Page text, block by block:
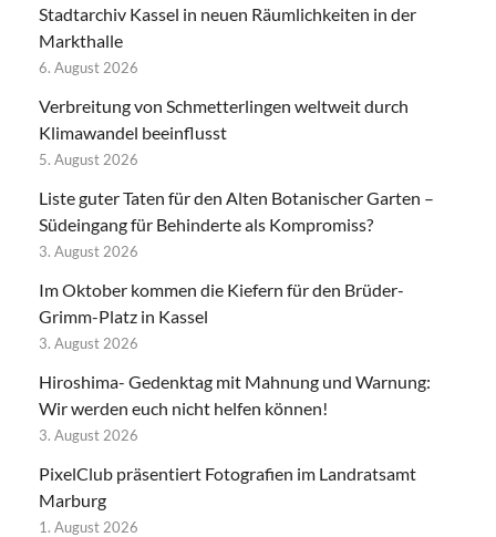
Stadtarchiv Kassel in neuen Räumlichkeiten in der
Markthalle
6. August 2026
Verbreitung von Schmetterlingen weltweit durch
Klimawandel beeinflusst
5. August 2026
Liste guter Taten für den Alten Botanischer Garten –
Südeingang für Behinderte als Kompromiss?
3. August 2026
Im Oktober kommen die Kiefern für den Brüder-
Grimm-Platz in Kassel
3. August 2026
Hiroshima- Gedenktag mit Mahnung und Warnung:
Wir werden euch nicht helfen können!
3. August 2026
PixelClub präsentiert Fotografien im Landratsamt
Marburg
1. August 2026